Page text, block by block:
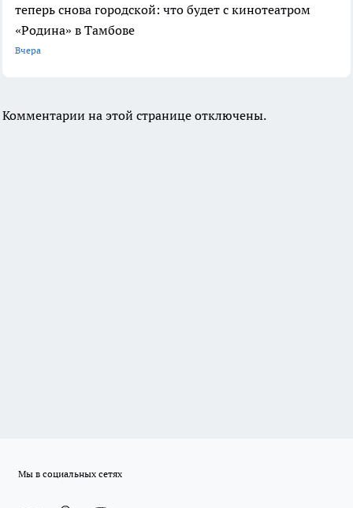
теперь снова городской: что будет с кинотеатром
«Родина» в Тамбове
Вчера
Комментарии на этой странице отключены.
Мы в социальных сетях